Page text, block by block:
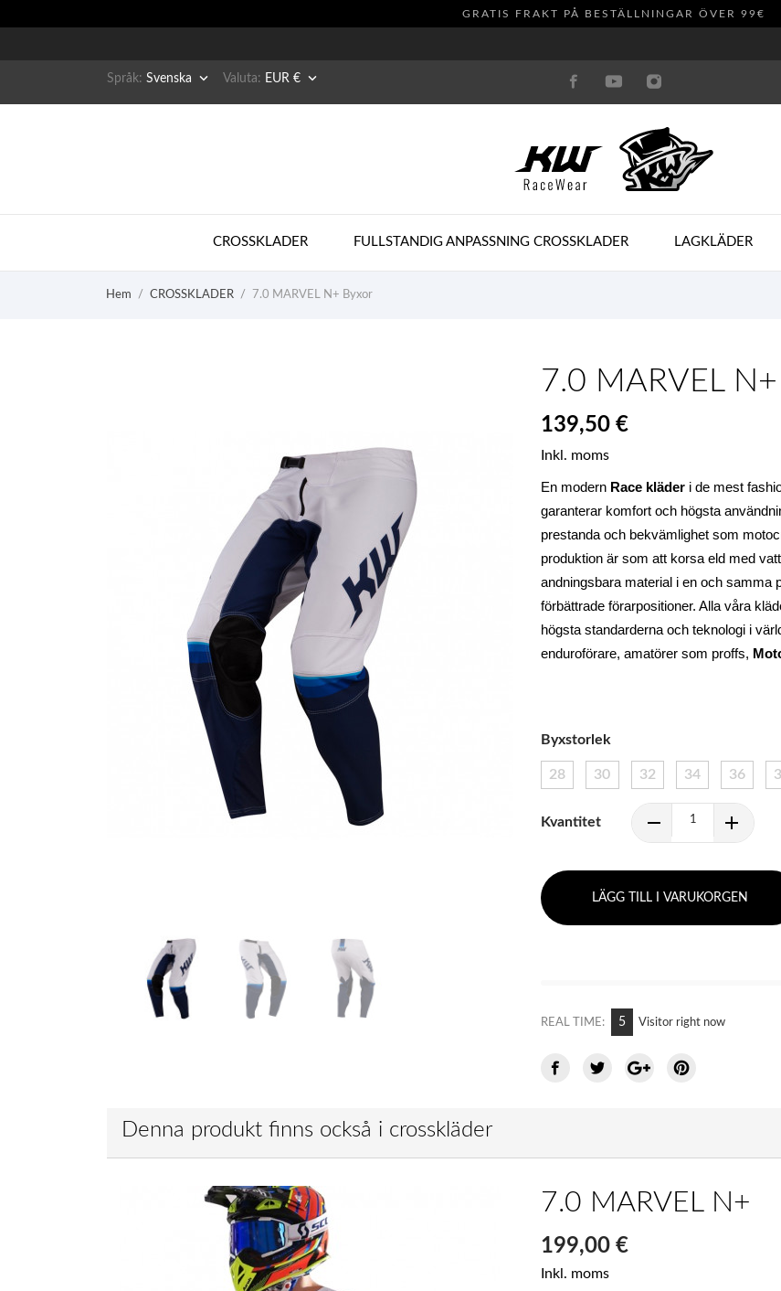
GRATIS FRAKT PÅ BESTÄLLNINGAR ÖVER 99€
Språk: Svenska  Valuta: EUR € 
CROSSKLADER FULLSTANDIG ANPASSNING CROSSKLADER LAGKLÄDER
Hem CROSSKLADER 7.0 MARVEL N+ Byxor
7.0 MARVEL
139,50 €
Inkl. moms
En modern Race kläder i de mest
garanterar komfort och högsta
prestanda och bekvämlighet som
produktion är som att korsa eld med
andningsbara material i en och samma
förbättrade förarpositioner. Alla våra
högsta standarderna och teknologi i
enduroförare, amatörer som proffs,
Byxstorlek
28 30 32 34 36
Kvantitet
LÄGG TILL I VARUKORGEN
REAL TIME: 5 Visitor right now
Denna produkt finns också i crosskläder
7.0 MARVEL N+
199,00 €
Inkl. moms